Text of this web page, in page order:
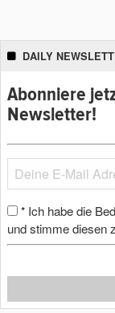
DAILY
Abonniere
Newsletter!
* Ich habe die
und stimme diesen